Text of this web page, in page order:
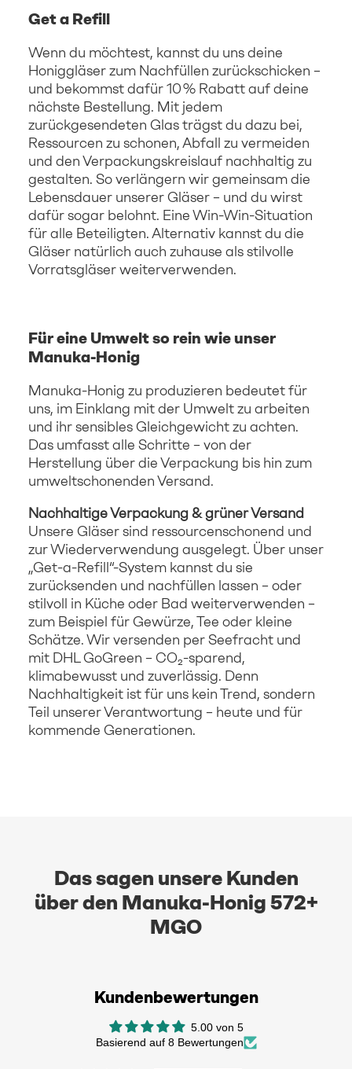
Get a Refill
Wenn du möchtest, kannst du uns deine
Honiggläser zum Nachfüllen zurückschicken –
und bekommst dafür 10 % Rabatt auf deine
nächste Bestellung. Mit jedem
zurückgesendeten Glas trägst du dazu bei,
Ressourcen zu schonen, Abfall zu vermeiden
und den Verpackungskreislauf nachhaltig zu
gestalten. So verlängern wir gemeinsam die
Lebensdauer unserer Gläser – und du wirst
dafür sogar belohnt. Eine Win-Win-Situation
für alle Beteiligten. Alternativ kannst du die
Gläser natürlich auch zuhause als stilvolle
Vorratsgläser weiterverwenden.
Für eine Umwelt so rein wie unser
Manuka-Honig
Manuka-Honig zu produzieren bedeutet für
uns, im Einklang mit der Umwelt zu arbeiten
und ihr sensibles Gleichgewicht zu achten.
Das umfasst alle Schritte – von der
Herstellung über die Verpackung bis hin zum
umweltschonenden Versand.
Nachhaltige Verpackung & grüner Versand
Unsere Gläser sind ressourcenschonend und
zur Wiederverwendung ausgelegt. Über unser
„Get-a-Refill“-System kannst du sie
zurücksenden und nachfüllen lassen – oder
stilvoll in Küche oder Bad weiterverwenden –
zum Beispiel für Gewürze, Tee oder kleine
Schätze. Wir versenden per Seefracht und
mit DHL GoGreen – CO₂-sparend,
klimabewusst und zuverlässig. Denn
Nachhaltigkeit ist für uns kein Trend, sondern
Teil unserer Verantwortung – heute und für
kommende Generationen.
Das sagen unsere Kunden
über den Manuka-Honig 572+
MGO
Kundenbewertungen
5.00 von 5
Basierend auf 8 Bewertungen